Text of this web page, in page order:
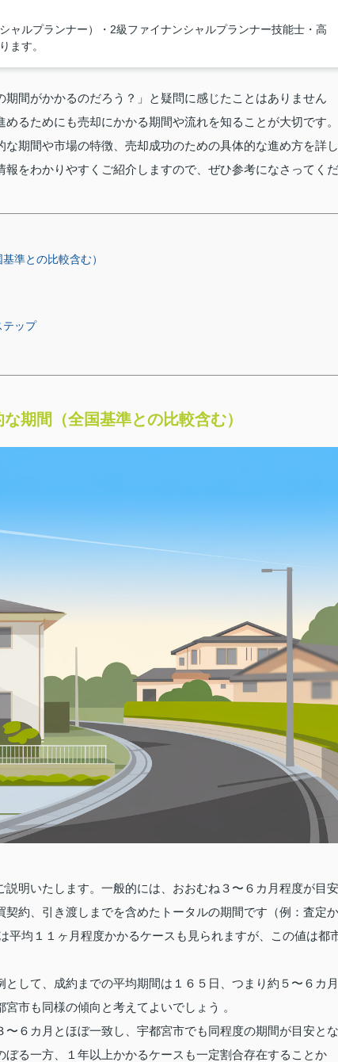
ャルプランナー）・2級ファイナンシャルプランナー技能士・高
ます。
期間がかかるのだろう？」と疑問に感じたことはありません
るためにも売却にかかる期間や流れを知ることが大切です。
期間や市場の特徴、売却成功のための具体的な進め方を詳し
をわかりやすくご紹介しますので、ぜひ参考になさってくだ
準との比較含む）
テップ
期間（全国基準との比較含む）
明いたします。一般的には、おおむね３〜６カ月程度が目安
約、引き渡しまでを含めたトータルの期間です（例：査定か
平均１１ヶ月程度かかるケースも見られますが、この値は都
して、成約までの平均期間は１６５日、つまり約５〜６カ月
市も同様の傾向と考えてよいでしょう 。
６カ月とほぼ一致し、宇都宮市でも同程度の期間が目安とな
る一方、１年以上かかるケースも一定割合存在することか